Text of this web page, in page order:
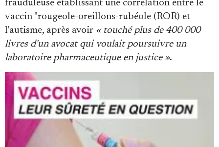
frauduleuse établissant une corrélation entre le
vaccin "rougeole-oreillons-rubéole (ROR) et
l'autisme, après avoir « touché plus de 400 000
livres d'un avocat qui voulait poursuivre un
laboratoire pharmaceutique en justice ».